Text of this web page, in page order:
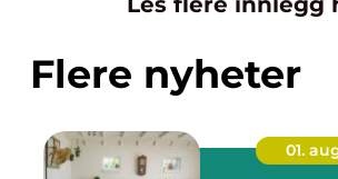
Flere nyheter
01.